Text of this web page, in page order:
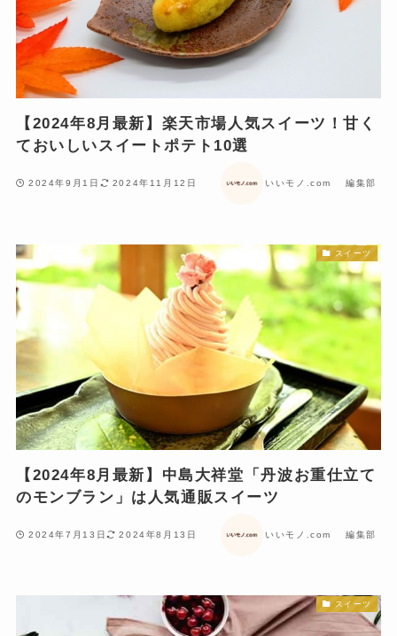
【2024年8月最新】楽天市場人気スイーツ！甘く
ておいしいスイートポテト10選
2024年9月1日 2024年11月12日 いいモノ.com 編集部
スイーツ
【2024年8月最新】中島大祥堂「丹波お重仕立て
のモンブラン」は人気通販スイーツ
2024年7月13日 2024年8月13日 いいモノ.com 編集部
スイーツ